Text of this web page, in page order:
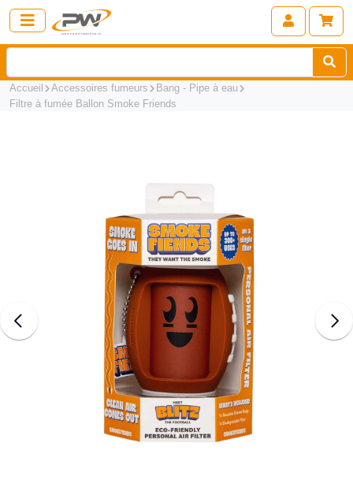
Accueil Accessoires fumeurs
Bang - Pipe à eau
Filtre à fumée Ballon Smoke Friends